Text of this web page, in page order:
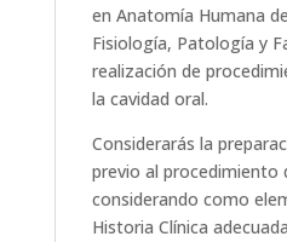
en Anatomía Humana
Fisiología, Patología y
realización de
la cavidad oral.
Considerarás la
previo al procedimiento
considerando como
Historia Clínica